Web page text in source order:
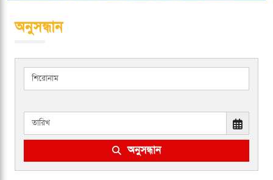
অনুসন্ধান
অনুসন্ধান